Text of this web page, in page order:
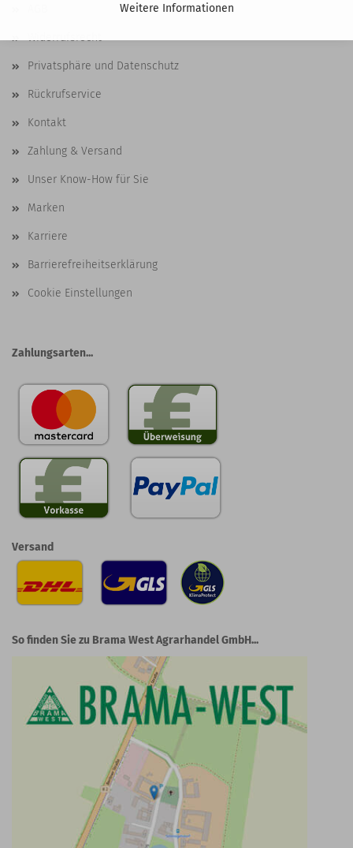
Weitere Informationen
Widerrufsrecht
Privatsphäre und Datenschutz
Rückrufservice
Kontakt
Zahlung & Versand
Unser Know-How für Sie
Marken
Karriere
Barrierefreiheitserklärung
Cookie Einstellungen
Zahlungsarten...
Versand
So finden Sie zu Brama West Agrarhandel GmbH...